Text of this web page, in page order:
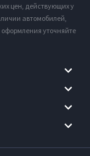
цен, действующих у
автомобилей,
уточняйте